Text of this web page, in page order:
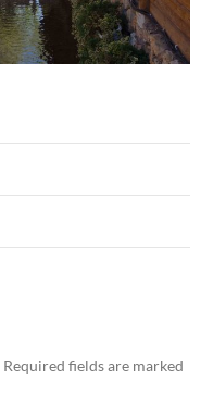
Required fields are marked